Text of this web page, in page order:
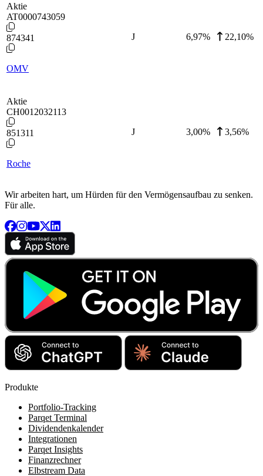
Aktie
AT0000743059
874341
OMV
J 6,97% 22,10%
Aktie
CH0012032113
851311
Roche
J 3,00% 3,56%
Wir arbeiten hart, um Hürden für den Vermögensaufbau zu senken.
Für alle.
Produkte
Portfolio-Tracking
Parqet Terminal
Dividendenkalender
Integrationen
Parqet Insights
Finanzrechner
Elbstream Data